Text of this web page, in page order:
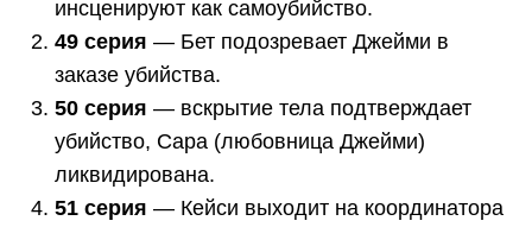
инсценируют как самоубийство.
49 серия — Бет подозревает Джейми в
заказе убийства.
50 серия — вскрытие тела подтверждает
убийство, Сара (любовница Джейми)
ликвидирована.
51 серия — Кейси выходит на координатора